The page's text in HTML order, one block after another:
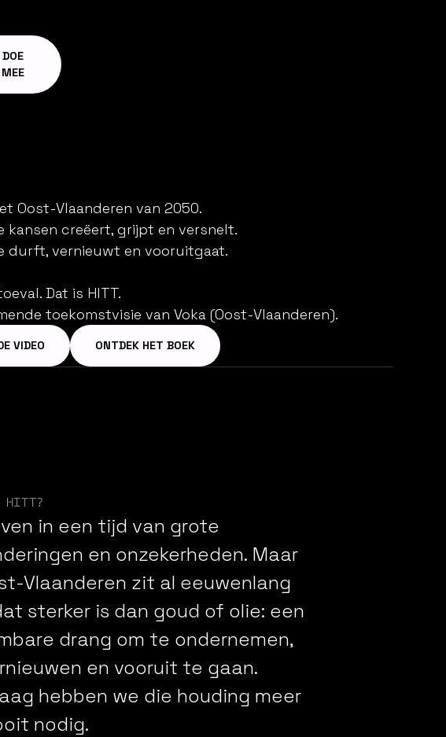
DOE
MEE
Oost-Vlaanderen van 2050.
kansen creëert, grijpt en versnelt.
durft, vernieuwt en vooruitgaat.
Dat is HITT.
toekomstvisie van Voka (Oost-Vlaanderen).
VIDEO ONTDEK HET BOEK
HITT?
in een tijd van grote
en onzekerheden. Maar
Vlaanderen zit al eeuwenlang
sterker is dan goud of olie: een
drang om te ondernemen,
en vooruit te gaan.
hebben we die houding meer
nodig.